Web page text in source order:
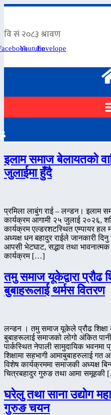
Skip
YoutubeEnvelope
इलाम समाज बेलायतको
जुलाईमा हुँदै
प्रमिला लाबुंग राई – लन्डन। इलाम
कार्यक्रम आगामी २५ जुलाई २०२६,
कार्यक्रम एल्डरशटस्थित एम्पायर
अध्यक्ष धन बहादुर राईले जानकारी
आपसी भेटघाट, सद्भाव तथा
कार्यक्रम […]
तमु समाज यूकेद्वारा प्रौढ
बुबाहरूलाई थर्मस वितरण
लन्डन । तमु समाज यूकेले प्रौढ शिक्षा
बुबाहरूलाई समाजको लोगो अंकित
पार्कस्थित नेपाली सामुदायिक भवनमा
शिक्षामा सहभागी आमाबुबाहरुलाई
विशेष कार्यक्रममा समाजकी अध्यक्ष
चित्रबहादुर गुरुङ तथा आमा समूहकी
घरेलु तथा साना उद्योग
गुरुङ चयन